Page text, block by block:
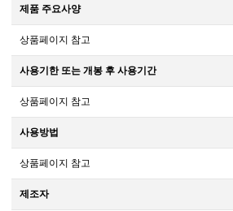
제품 주요사양
상품페이지 참고
사용기한 또는 개봉 후 사용기간
상품페이지 참고
사용방법
상품페이지 참고
제조자